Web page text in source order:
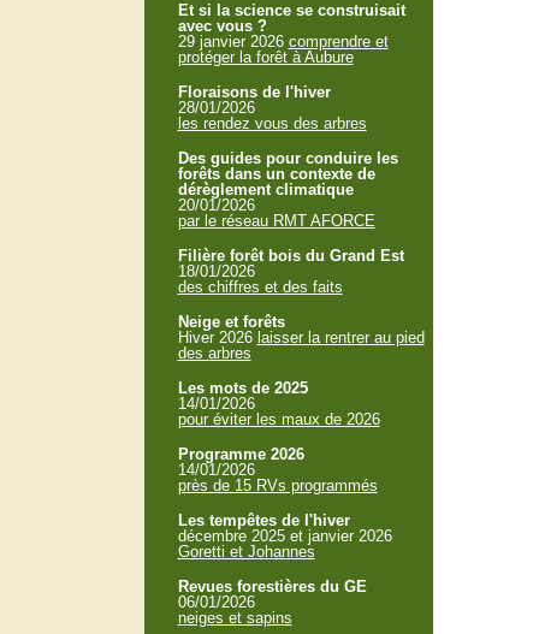
Et si la science se construisait
avec vous ?
29 janvier 2026 comprendre et
protéger la forêt à Aubure
Floraisons de l'hiver
28/01/2026
les rendez vous des arbres
Des guides pour conduire les
forêts dans un contexte de
dérèglement climatique
20/01/2026
par le réseau RMT AFORCE
Filière forêt bois du Grand Est
18/01/2026
des chiffres et des faits
Neige et forêts
Hiver 2026 laisser la rentrer au pied
des arbres
Les mots de 2025
14/01/2026
pour éviter les maux de 2026
Programme 2026
14/01/2026
près de 15 RVs programmés
Les tempêtes de l'hiver
décembre 2025 et janvier 2026
Goretti et Johannes
Revues forestières du GE
06/01/2026
neiges et sapins